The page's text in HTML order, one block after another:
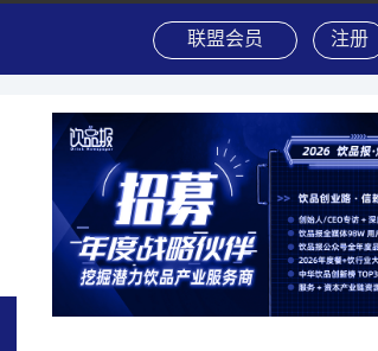
注册
联盟会员